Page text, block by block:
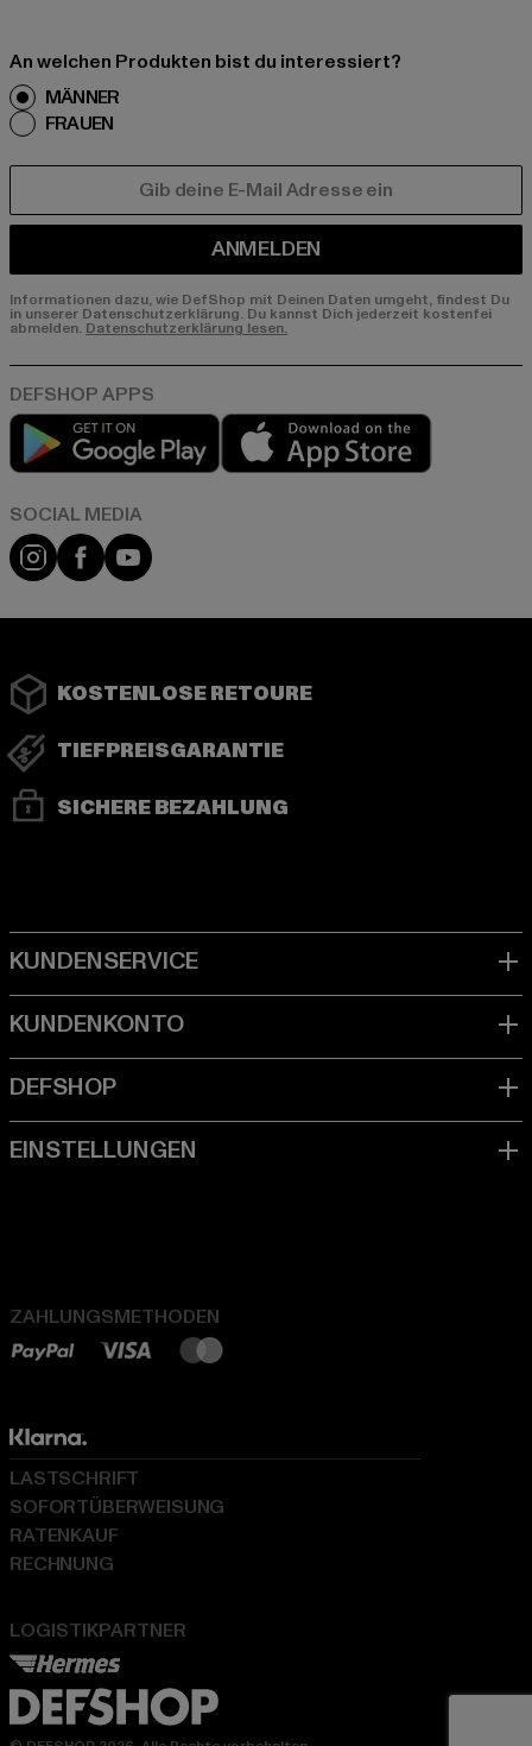
An welchen Produkten bist du interessiert?
MÄNNER
FRAUEN
ANMELDEN
Informationen dazu, wie DefShop mit Deinen Daten umgeht, findest Du
in unserer Datenschutzerklärung. Du kannst Dich jederzeit kostenfei
abmelden. Datenschutzerklärung lesen.
Play market
Instagram
FacebookYouTube
KOSTENLOSE RETOURE
TIEFPREISGARANTIE
SICHERE BEZAHLUNG
ZAHLUNGSMETHODEN
LOGISTIKPARTNER
LASTSCHRIFT
SOFORTÜBERWEISUNG
RATENKAUF
RECHNUNG